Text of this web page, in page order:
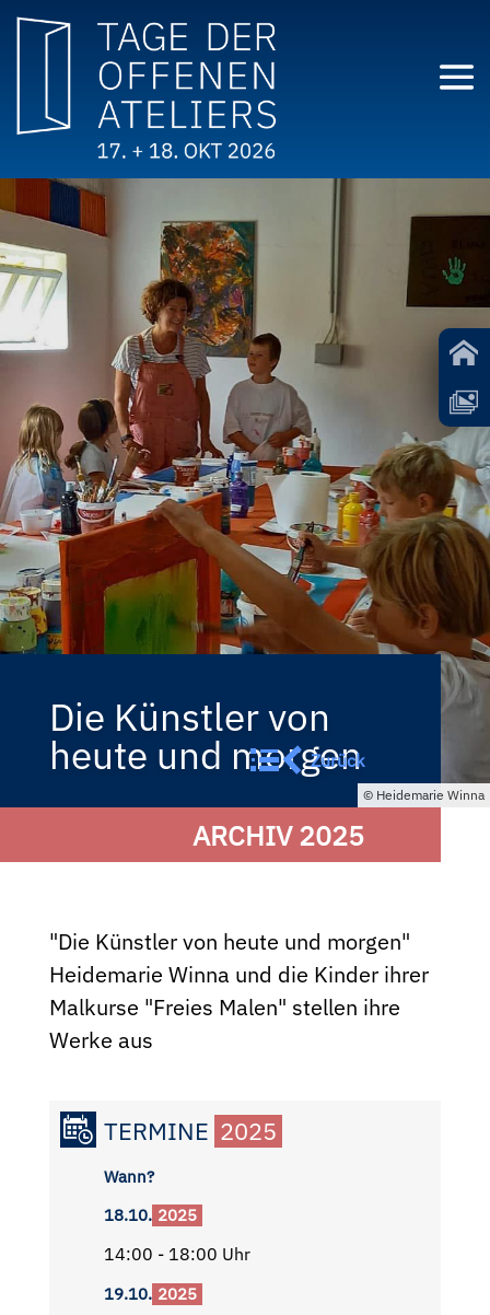
Die Künstler von
heute und morgen
Zurück
ARCHIV 2025
Heidemarie Winna
"Die Künstler von heute und morgen"
Heidemarie Winna und die Kinder ihrer
Malkurse "Freies Malen" stellen ihre
Werke aus
TERMINE 2025
Wann?
18.10. 2025
14:00 - 18:00 Uhr
19.10. 2025